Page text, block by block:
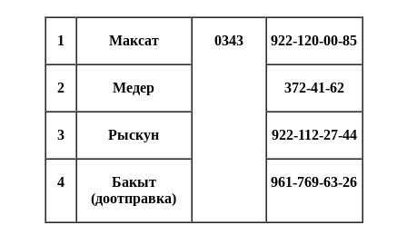
1 Максат 0343 922-120-00-85
2 Медер 372-41-62
3 Рыскун 922-112-27-44
4
Бакыт
(доотправка)
961-769-63-26